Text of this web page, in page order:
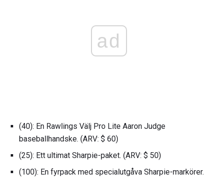
ad
(40): En Rawlings Välj Pro Lite Aaron Judge
baseballhandske. (ARV: $ 60)
(25): Ett ultimat Sharpie-paket. (ARV: $ 50)
(100): En fyrpack med specialutgåva Sharpie-markörer.